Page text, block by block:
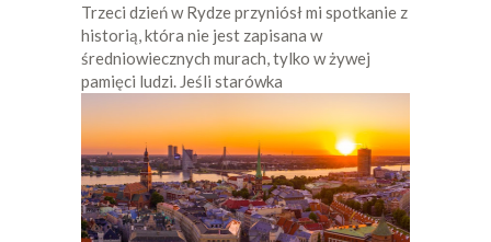
Trzeci dzień w Rydze przyniósł mi spotkanie z
historią, która nie jest zapisana w
średniowiecznych murach, tylko w żywej
pamięci ludzi. Jeśli starówka